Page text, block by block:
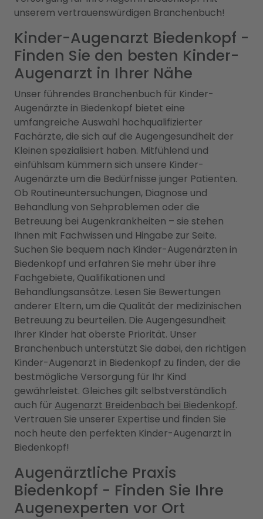
unserem vertrauenswürdigen Branchenbuch!
Kinder-Augenarzt Biedenkopf -
Finden Sie den besten Kinder-
Augenarzt in Ihrer Nähe
Unser führendes Branchenbuch für Kinder-
Augenärzte in Biedenkopf bietet eine
umfangreiche Auswahl hochqualifizierter
Fachärzte, die sich auf die Augengesundheit der
Kleinen spezialisiert haben. Mitfühlend und
einfühlsam kümmern sich unsere Kinder-
Augenärzte um die Bedürfnisse junger Patienten.
Ob Routineuntersuchungen, Diagnose und
Behandlung von Sehproblemen oder die
Betreuung bei Augenkrankheiten – sie stehen
Ihnen mit Fachwissen und Hingabe zur Seite.
Suchen Sie bequem nach Kinder-Augenärzten in
Biedenkopf und erfahren Sie mehr über ihre
Fachgebiete, Qualifikationen und
Behandlungsansätze. Lesen Sie Bewertungen
anderer Eltern, um die Qualität der medizinischen
Betreuung zu beurteilen. Die Augengesundheit
Ihrer Kinder hat oberste Priorität. Unser
Branchenbuch unterstützt Sie dabei, den richtigen
Kinder-Augenarzt in Biedenkopf zu finden, der die
bestmögliche Versorgung für Ihr Kind
gewährleistet. Gleiches gilt selbstverständlich
auch für Augenarzt Breidenbach bei Biedenkopf.
Vertrauen Sie unserer Expertise und finden Sie
noch heute den perfekten Kinder-Augenarzt in
Biedenkopf!
Augenärztliche Praxis
Biedenkopf - Finden Sie Ihre
Augenexperten vor Ort